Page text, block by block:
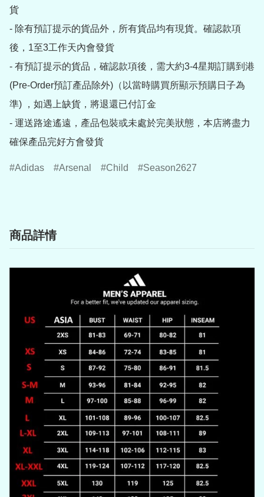
貨
- 除有預訂提示的貨品外，所有貨品均有現貨。確認款項
後，1至3工作天內會發貨
- 有預訂提示的貨品，確認款項後，需大約3-4星期訂購到港
(Pre-Order預訂產品除外)（以當時購買所顯示預購日子為
準) ，如遇上缺貨，將退還已付訂金
- 運送路途遙遠，產品包裝或未處於完美狀態，本店將盡力
確保產品完好方會發貨
Adidas Arsenal Child Season2627
商品詳情